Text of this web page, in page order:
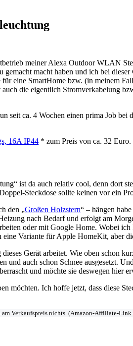
meiner Alexa Outdoor WLAN
macht haben und ich bei
eine SmartHome bzw. (in meinem
die eigentlich Stromverkabelung
seit ca. 4 Wochen einen prima Job bei
16A IP44 * zum Preis von ca. 32 Euro.
ist da auch relativ cool, denn dort
Steckdose sollte keinen vor ein
den „Großen Holzstern“ – hängen
nach Bedarf und erfolgt am
oder mit Google Home. Wobei ich
Variante für Apple HomeKit, aber
Gerät arbeitet. Wie oben schon
und auch schon Schnee ausgesetzt.
und möchte sie deswegen hier
möchten. Ich hoffe jetzt, dass diese
Verkaufspreis nichts. (Amazon-Affiliate-Link